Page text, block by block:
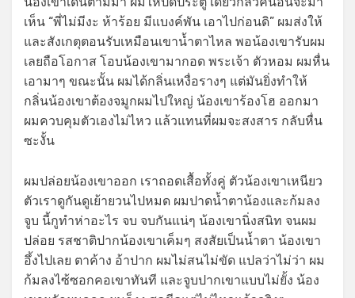
เห็น “พี่ไม่มีงะ ห้าร้อย มีแบงค์พัน เอาไปก่อนดิ” ผมส่งให้
และสังเกตุตอนรับเหมือนเขาน้ำตาไหล พอน้องเขารับผม
เลยถือโอกาส โอบน้องเขามากอด พระเจ้า ตัวหอม ผมหื่น
เอามาๆ ขณะนั้น ผมได้กลิ่นเหงื่อรางๆ แต่มันยิ่งทำให้
กลิ่นน้องเขาต้องจมูกผมไปใหญ่ น้องเขาร้องโฮ ออกมา
ผมควบคุมตัวเองไม่ไหว แล้วแทนที่ผมจะสงสาร กลับหื่น
ซะงั้น
ผมปล่อยน้องเขาออก เราถอดเสื้อทั้งคู่ ตัวน้องเขาเหนียว
ตัวเราดูกันดูเย้ายวนไปหมด ผมปาดน้ำตาน้องและก้มลง
จูบ นี้กูทำห่าอะไร จบ จบกันแน่ๆ น้องเขานิ่งสนิท จนผม
ปล่อย รสชาติปากน้องเขาเค็มๆ สงสัยเป็นน้ำตา น้องเขา
อึ้งไปเลย ตาค้าง อ้าปาก ผมไม่สนไม่ขัด แปลว่าไม่ว่า ผม
ก้มลงไซ้ซอกคอเขาทันที และจูบปากเขาแบบไม่ยั้ง น้อง